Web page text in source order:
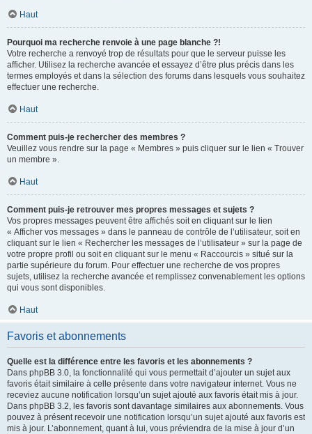
Haut
Pourquoi ma recherche renvoie à une page blanche ?!
Votre recherche a renvoyé trop de résultats pour que le serveur puisse les
afficher. Utilisez la recherche avancée et essayez d’être plus précis dans les
termes employés et dans la sélection des forums dans lesquels vous souhaitez
effectuer une recherche.
Haut
Comment puis-je rechercher des membres ?
Veuillez vous rendre sur la page « Membres » puis cliquer sur le lien « Trouver
un membre ».
Haut
Comment puis-je retrouver mes propres messages et sujets ?
Vos propres messages peuvent être affichés soit en cliquant sur le lien
« Afficher vos messages » dans le panneau de contrôle de l’utilisateur, soit en
cliquant sur le lien « Rechercher les messages de l’utilisateur » sur la page de
votre propre profil ou soit en cliquant sur le menu « Raccourcis » situé sur la
partie supérieure du forum. Pour effectuer une recherche de vos propres
sujets, utilisez la recherche avancée et remplissez convenablement les options
qui vous sont disponibles.
Haut
Favoris et abonnements
Quelle est la différence entre les favoris et les abonnements ?
Dans phpBB 3.0, la fonctionnalité qui vous permettait d’ajouter un sujet aux
favoris était similaire à celle présente dans votre navigateur internet. Vous ne
receviez aucune notification lorsqu’un sujet ajouté aux favoris était mis à jour.
Dans phpBB 3.2, les favoris sont davantage similaires aux abonnements. Vous
pouvez à présent recevoir une notification lorsqu’un sujet ajouté aux favoris est
mis à jour. L’abonnement, quant à lui, vous préviendra de la mise à jour d’un